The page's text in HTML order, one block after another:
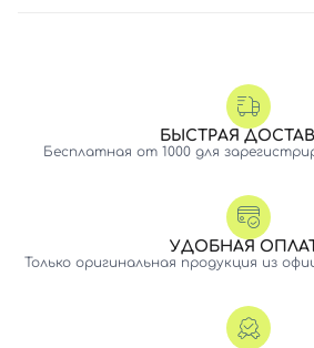
БЫСТРАЯ
Бесплатная от 1000 для
УДОБНАЯ
Только оригинальная продукция из